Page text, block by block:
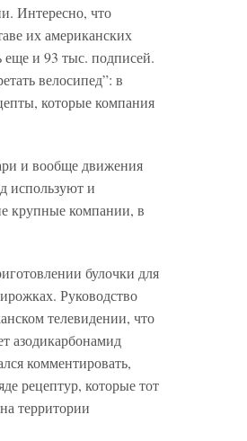
Интересно, что
их американских
еще и 93 тыс. подписей.
велосипед”: в
которые компания
и вообще движения
используют и
крупные компании, в
булочки для
Руководство
телевидении, что
азодикарбонамид
комментировать,
рецептур, которые тот
территории